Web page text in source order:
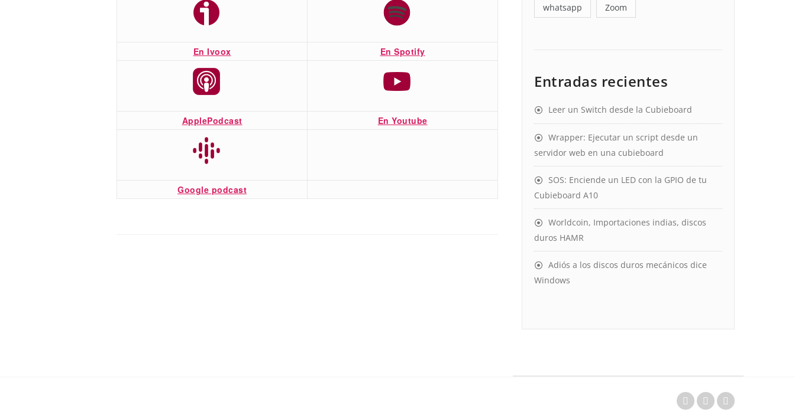
En Ivoox En Spotify
ApplePodcast En Youtube
Google podcast
whatsapp Zoom
Entradas recientes
Leer un Switch desde la Cubieboard
Wrapper: Ejecutar un script desde un
servidor web en una cubieboard
SOS: Enciende un LED con la GPIO de tu
Cubieboard A10
Worldcoin, Importaciones indias, discos
duros HAMR
Adiós a los discos duros mecánicos dice
Windows